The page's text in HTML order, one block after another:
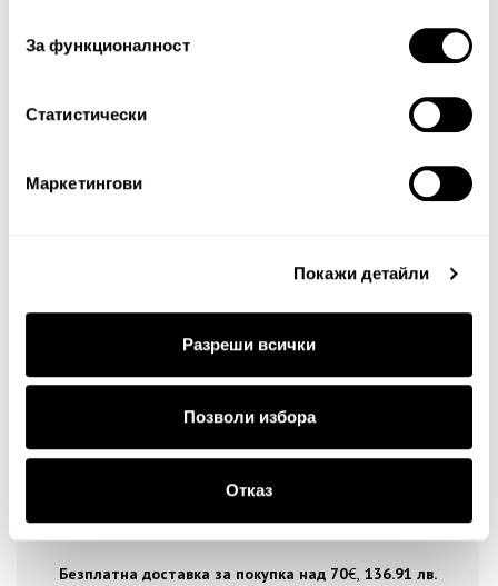
За функционалност
Статистически
Маркетингови
Покажи детайли
Разреши всички
Позволи избора
Отказ
ДОСТАВКА
цялата страна.
Безплатна доставка за покупка над 70€ , 136.91 лв.